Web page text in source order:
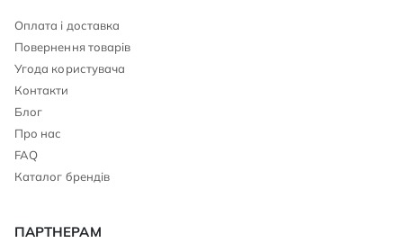
Оплата і доставка
Повернення товарів
Угода користувача
Контакти
Блог
Про нас
FAQ
Каталог брендів
ПАРТНЕРАМ